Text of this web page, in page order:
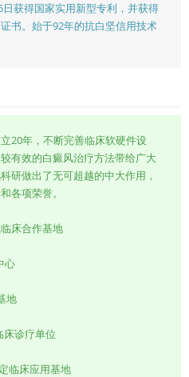
获得国家实用新型专利，并获得
书。始于92年的抗白坚信用技术
20年，不断完善临床软硬件设
有效的白癜风治疗方法带给广大
研做出了无可超越的中大作用，
各项荣誉。
床合作基地
心
地
床诊疗单位
临床应用基地